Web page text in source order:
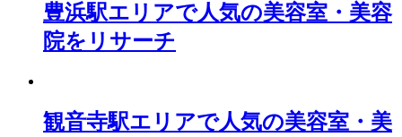
豊浜駅エリアで人気の美容室・美容
院をリサーチ
観音寺駅エリアで人気の美容室・美